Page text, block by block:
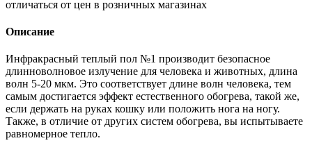
отличаться от цен в розничных магазинах
Описание
Инфракрасный теплый пол №1 производит безопасное
длинноволновое излучение для человека и животных, длина
волн 5-20 мкм. Это соответствует длине волн человека, тем
самым достигается эффект естественного обогрева, такой же,
если держать на руках кошку или положить нога на ногу.
Также, в отличие от других систем обогрева, вы испытываете
равномерное тепло.